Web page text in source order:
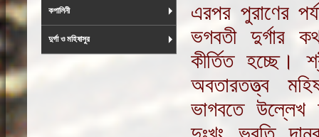
কপালিনী
দুর্গা ও মহিষাসুর
এরপর পুরাণের
ভগবতী দুর্গার
কীর্তিত হচ্ছে।
অবতারতত্ত্ব
ভাগবতে উল্লেখ